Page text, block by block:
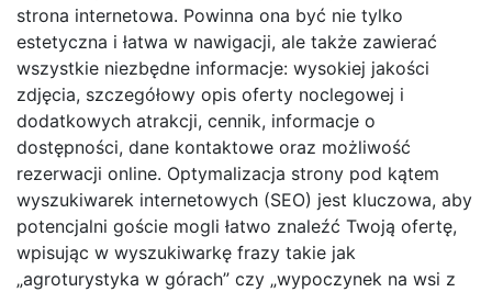
strona internetowa. Powinna ona być nie tylko
estetyczna i łatwa w nawigacji, ale także zawierać
wszystkie niezbędne informacje: wysokiej jakości
zdjęcia, szczegółowy opis oferty noclegowej i
dodatkowych atrakcji, cennik, informacje o
dostępności, dane kontaktowe oraz możliwość
rezerwacji online. Optymalizacja strony pod kątem
wyszukiwarek internetowych (SEO) jest kluczowa, aby
potencjalni goście mogli łatwo znaleźć Twoją ofertę,
wpisując w wyszukiwarkę frazy takie jak
„agroturystyka w górach” czy „wypoczynek na wsi z